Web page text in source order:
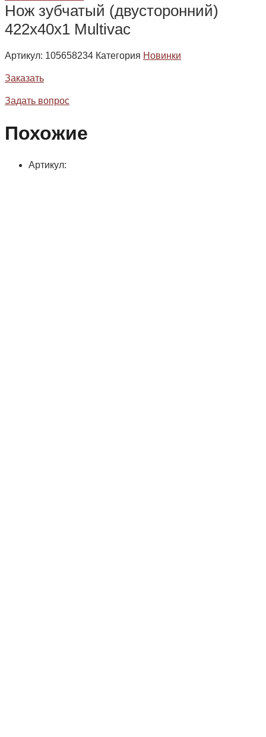
Нож зубчатый (двусторонний)
422х40х1 Multivac
Артикул: 105658234 Категория Новинки
Заказать
Задать вопрос
Похожие
Артикул: